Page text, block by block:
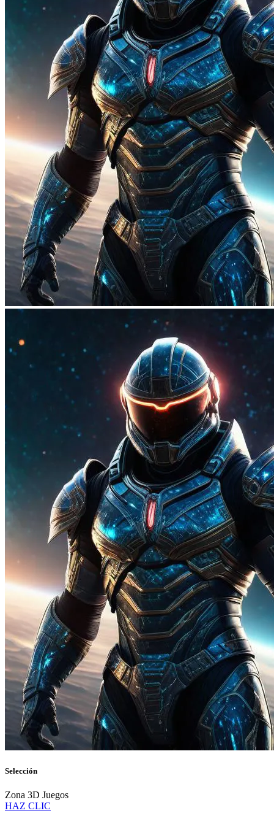
Selección
Zona 3D Juegos
HAZ CLIC